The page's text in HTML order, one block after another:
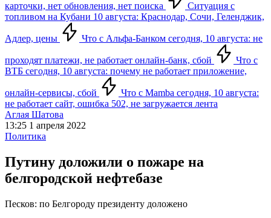
карточки, нет обновления, нет поиска
Ситуация с
топливом на Кубани 10 августа: Краснодар, Сочи, Геленджик,
Адлер, цены Что с Альфа-Банком сегодня, 10 августа: не
проходят платежи, не работает онлайн-банк, сбой
Что с
ВТБ сегодня, 10 августа: почему не работает приложение,
онлайн-сервисы, сбой
Что с Mamba сегодня, 10 августа:
не работает сайт, ошибка 502, не загружается лента
Аглая Шатова
13:25 1 апреля 2022
Политика
Путину доложили о пожаре на
белгородской нефтебазе
Песков: по Белгороду президенту доложено